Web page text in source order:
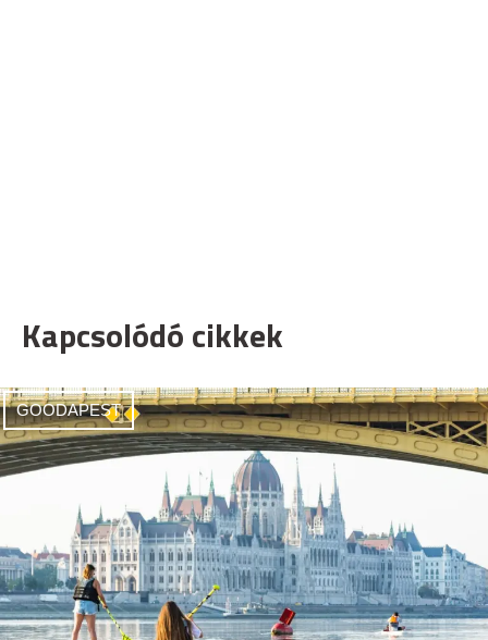
Kapcsolódó cikkek
GOODAPEST